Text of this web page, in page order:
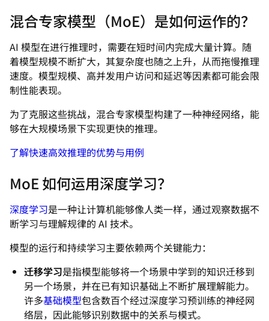
混合专家模型（MoE）是如何运作的？
AI 模型在进行推理时，需要在短时间内完成大量计算。随
着模型规模不断扩大，其复杂度也随之上升，从而拖慢推理
速度。模型规模、高并发用户访问和延迟等因素都可能会限
制性能表现。
为了克服这些挑战，混合专家模型构建了一种神经网络，能
够在大规模场景下实现更快的推理。
了解快速高效推理的优势与用例
MoE 如何运用深度学习？
深度学习是一种让计算机能够像人类一样，通过观察数据不
断学习与理解规律的 AI 技术。
模型的运行和持续学习主要依赖两个关键能力：
迁移学习是指模型能够将一个场景中学到的知识迁移到
另一个场景，并在已有知识基础上不断扩展理解能力。
许多基础模型包含数百个经过深度学习预训练的神经网
络层，因此能够识别数据中的关系与模式。